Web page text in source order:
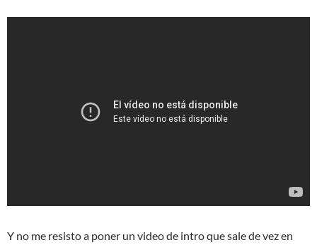
Y no me resisto a poner un video de intro que sale de vez en